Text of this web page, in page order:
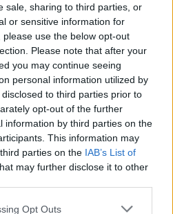
sale, sharing to third parties, or
or sensitive information for
use the below opt-out
Please note that after your
you may continue seeing
personal information utilized by
to third parties prior to
opt-out of the further
information by third parties on the
This information may
parties on the IAB’s List of
may further disclose it to other
app uses one or more Google
Opt Outs
kiszállt, három
vív a Le Mans-